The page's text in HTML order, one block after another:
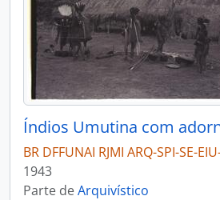
Índios Umutina com
BR DFFUNAI RJMI ARQ-SPI-SE-
1943
Parte deArquivístico